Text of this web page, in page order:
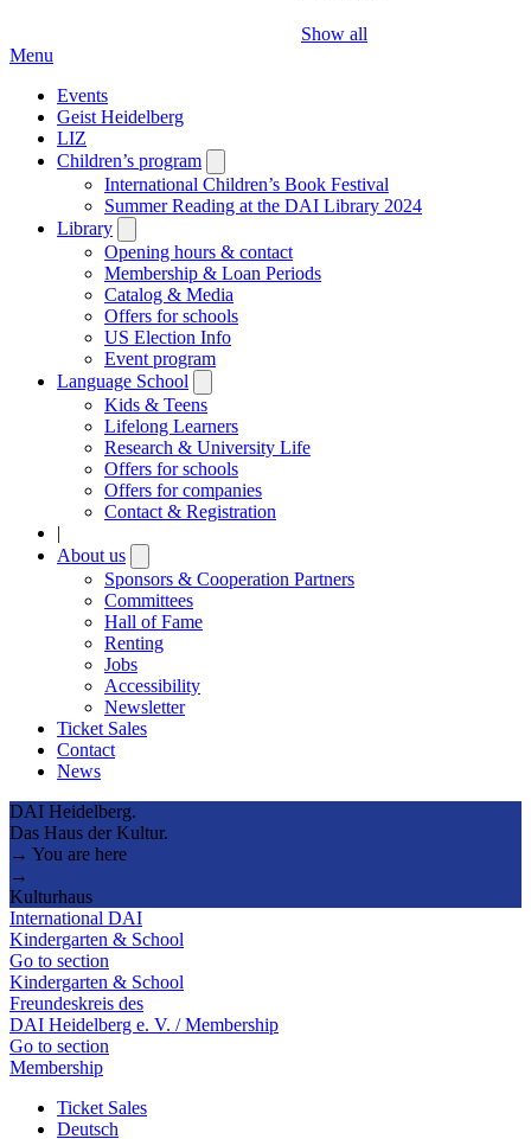
Show all
Menu
Events
Geist Heidelberg
LIZ
Children’s program
submenu
International Children’s Book Festival
Summer Reading at the DAI Library 2024
Library
submenu
Opening hours & contact
Membership & Loan Periods
Catalog & Media
Offers for schools
US Election Info
Event program
Language School
submenu
Kids & Teens
Lifelong Learners
Research & University Life
Offers for schools
Offers for companies
Contact & Registration
|
About us
submenu
Sponsors & Cooperation Partners
Committees
Hall of Fame
Renting
Jobs
Accessibility
Newsletter
Ticket Sales
Contact
News
DAI Heidelberg.
Das Haus der Kultur.
→ You are here
→
Kulturhaus
International DAI
Kindergarten & School
Go to section
Kindergarten & School
Freundeskreis des
DAI Heidelberg e. V. / Membership
Go to section
Membership
Ticket Sales
Deutsch